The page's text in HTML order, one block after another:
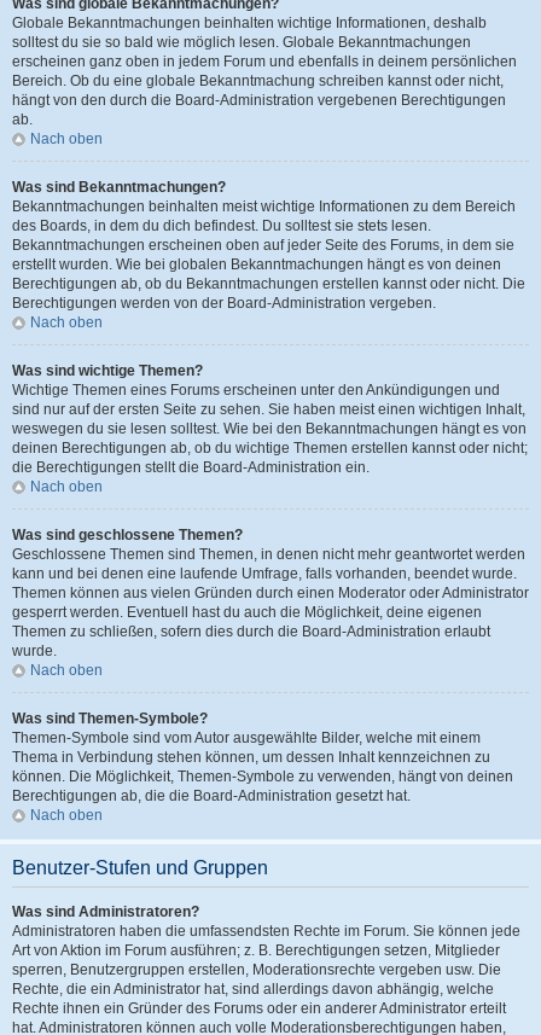
Was sind globale Bekanntmachungen?
Globale Bekanntmachungen beinhalten wichtige Informationen, deshalb
solltest du sie so bald wie möglich lesen. Globale Bekanntmachungen
erscheinen ganz oben in jedem Forum und ebenfalls in deinem persönlichen
Bereich. Ob du eine globale Bekanntmachung schreiben kannst oder nicht,
hängt von den durch die Board-Administration vergebenen Berechtigungen
ab.
Nach oben
Was sind Bekanntmachungen?
Bekanntmachungen beinhalten meist wichtige Informationen zu dem Bereich
des Boards, in dem du dich befindest. Du solltest sie stets lesen.
Bekanntmachungen erscheinen oben auf jeder Seite des Forums, in dem sie
erstellt wurden. Wie bei globalen Bekanntmachungen hängt es von deinen
Berechtigungen ab, ob du Bekanntmachungen erstellen kannst oder nicht. Die
Berechtigungen werden von der Board-Administration vergeben.
Nach oben
Was sind wichtige Themen?
Wichtige Themen eines Forums erscheinen unter den Ankündigungen und
sind nur auf der ersten Seite zu sehen. Sie haben meist einen wichtigen Inhalt,
weswegen du sie lesen solltest. Wie bei den Bekanntmachungen hängt es von
deinen Berechtigungen ab, ob du wichtige Themen erstellen kannst oder nicht;
die Berechtigungen stellt die Board-Administration ein.
Nach oben
Was sind geschlossene Themen?
Geschlossene Themen sind Themen, in denen nicht mehr geantwortet werden
kann und bei denen eine laufende Umfrage, falls vorhanden, beendet wurde.
Themen können aus vielen Gründen durch einen Moderator oder Administrator
gesperrt werden. Eventuell hast du auch die Möglichkeit, deine eigenen
Themen zu schließen, sofern dies durch die Board-Administration erlaubt
wurde.
Nach oben
Was sind Themen-Symbole?
Themen-Symbole sind vom Autor ausgewählte Bilder, welche mit einem
Thema in Verbindung stehen können, um dessen Inhalt kennzeichnen zu
können. Die Möglichkeit, Themen-Symbole zu verwenden, hängt von deinen
Berechtigungen ab, die die Board-Administration gesetzt hat.
Nach oben
Benutzer-Stufen und Gruppen
Was sind Administratoren?
Administratoren haben die umfassendsten Rechte im Forum. Sie können jede
Art von Aktion im Forum ausführen; z. B. Berechtigungen setzen, Mitglieder
sperren, Benutzergruppen erstellen, Moderationsrechte vergeben usw. Die
Rechte, die ein Administrator hat, sind allerdings davon abhängig, welche
Rechte ihnen ein Gründer des Forums oder ein anderer Administrator erteilt
hat. Administratoren können auch volle Moderationsberechtigungen haben,